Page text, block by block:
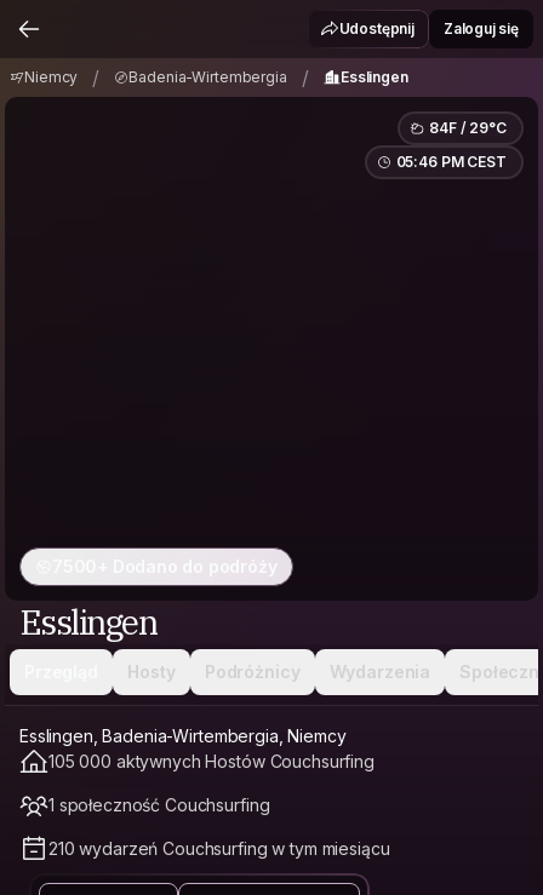
Badenia-Wirtembergia / Esslingen
Udostępnij Zaloguj się
Niemcy / Badenia-Wirtembergia / Esslingen
84F / 29°C
05:46 PM CEST
7500+ Dodano do podróży
Esslingen
Hosty Podróżnicy Wydarzenia
Esslingen, Badenia-Wirtembergia, Niemcy
105 000 aktywnych Hostów Couchsurfing
1 społeczność Couchsurfing
210 wydarzeń Couchsurfing w tym miesiącu